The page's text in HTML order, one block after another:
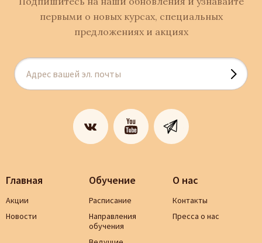
первыми о новых курсах, специальных
предложениях и акциях
Главная
Акции
Новости
Обучение
Расписание
Направления
обучения
О нас
Контакты
Пресса о нас